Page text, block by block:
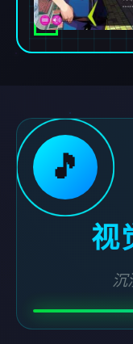
🎵
视
沉